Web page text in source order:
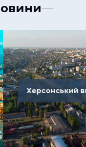
Херсонський